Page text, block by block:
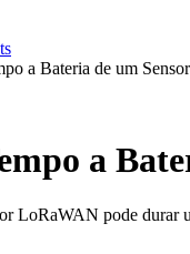
a Bateria de um
a
LoRaWAN pode durar